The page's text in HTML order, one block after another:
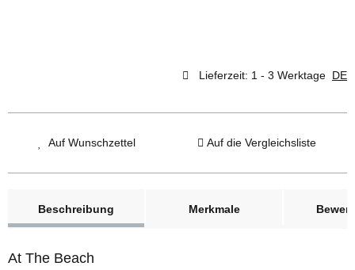
Lieferzeit: 1 - 3 Werktage DE
Auf Wunschzettel Auf die Vergleichsliste
Beschreibung
Merkmale
At The Beach